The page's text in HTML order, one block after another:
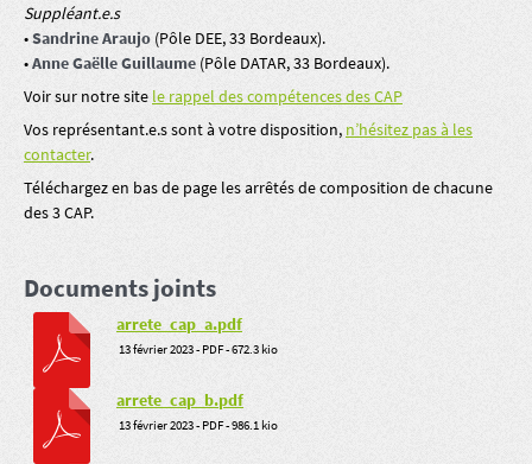
Suppléant.e.s
•Sandrine Araujo (Pôle DEE, 33 Bordeaux).
•Anne Gaëlle Guillaume (Pôle DATAR, 33 Bordeaux).
Voir sur notre site le rappel des compétences des CAP
Vos représentant.e.s sont à votre disposition, n’hésitez pas à les
contacter.
Téléchargez en bas de page les arrêtés de composition de chacune
des 3 CAP.
Documents joints
arrete_cap_a.pdf
13 février 2023- PDF-672.3 kio
arrete_cap_b.pdf
13 février 2023- PDF-986.1 kio